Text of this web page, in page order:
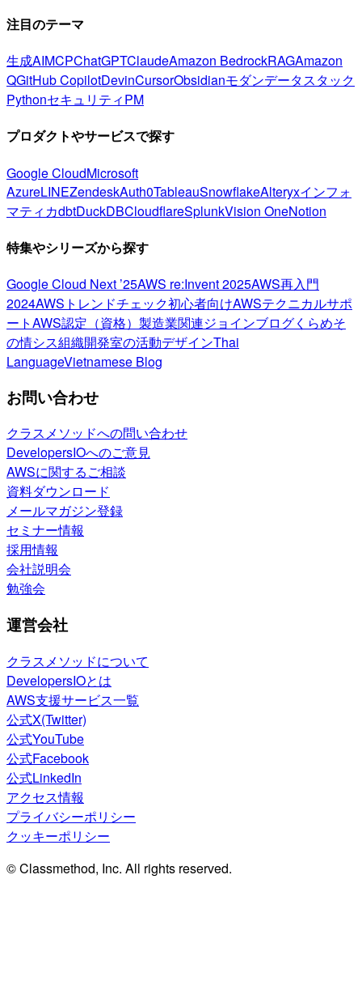
注目のテーマ
生成AIMCPChatGPTClaudeAmazon BedrockRAGAmazon
QGitHub CopilotDevinCursorObsidianモダンデータスタック
PythonセキュリティPM
プロダクトやサービスで探す
Google CloudMicrosoft
AzureLINEZendeskAuth0TableauSnowflakeAlteryxインフォ
マティカdbtDuckDBCloudflareSplunkVision OneNotion
特集やシリーズから探す
Google Cloud Next ’25AWS re:Invent 2025AWS再入門
2024AWSトレンドチェック初心者向けAWSテクニカルサポ
ートAWS認定（資格） 製造業関連ジョインブログくらめそ
の情シス組織開発室の活動デザインThai
LanguageVietnamese Blog
お問い合わせ
クラスメソッドへの問い合わせ
DevelopersIOへのご意見
AWSに関するご相談
資料ダウンロード
メールマガジン登録
セミナー情報
採用情報
会社説明会
勉強会
運営会社
クラスメソッドについて
DevelopersIOとは
AWS支援サービス一覧
公式X(Twitter)
公式YouTube
公式Facebook
公式LinkedIn
アクセス情報
プライバシーポリシー
クッキーポリシー
© Classmethod, Inc. All rights reserved.